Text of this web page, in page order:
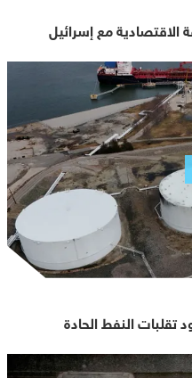
الاقتصادية مع إسرائيل
تقلبات النفط الحادة